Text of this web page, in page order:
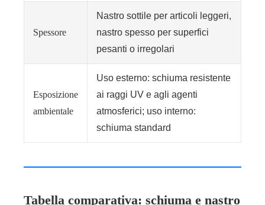
Spessore
Nastro sottile per articoli leggeri,
nastro spesso per superfici
pesanti o irregolari
Esposizione
ambientale
Uso esterno: schiuma resistente
ai raggi UV e agli agenti
atmosferici; uso interno:
schiuma standard
Tabella comparativa: schiuma e nastro